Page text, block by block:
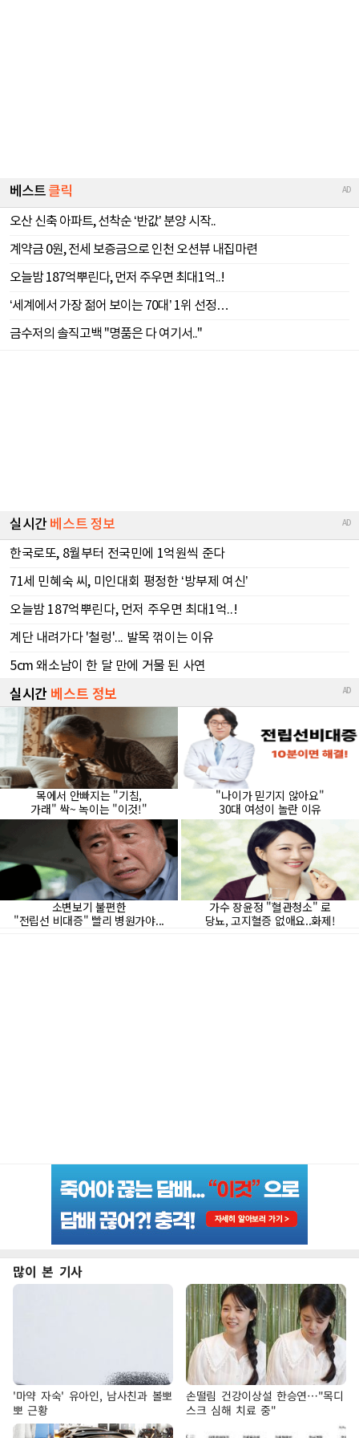
많이 본 기사
'마약 자숙' 유아인, 남사친과 볼뽀
뽀 근황
손떨림 건강이상설 한승연…"목디
스크 심해 치료 중"